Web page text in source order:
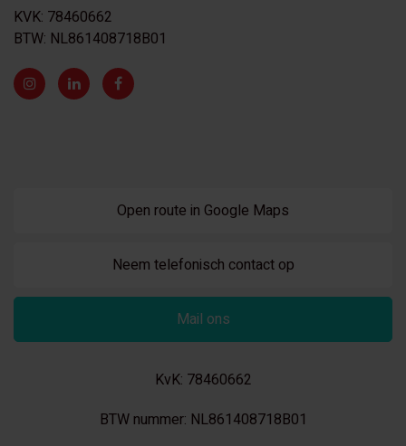
KVK: 78460662
BTW: NL861408718B01
Open route in Google Maps
Neem telefonisch contact op
Mail ons
KvK: 78460662
BTW nummer: NL861408718B01